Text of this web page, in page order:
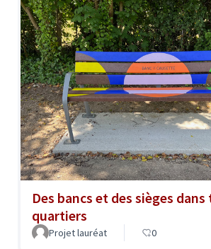
Des bancs et des sièges dans
quartiers
Projet lauréat 0